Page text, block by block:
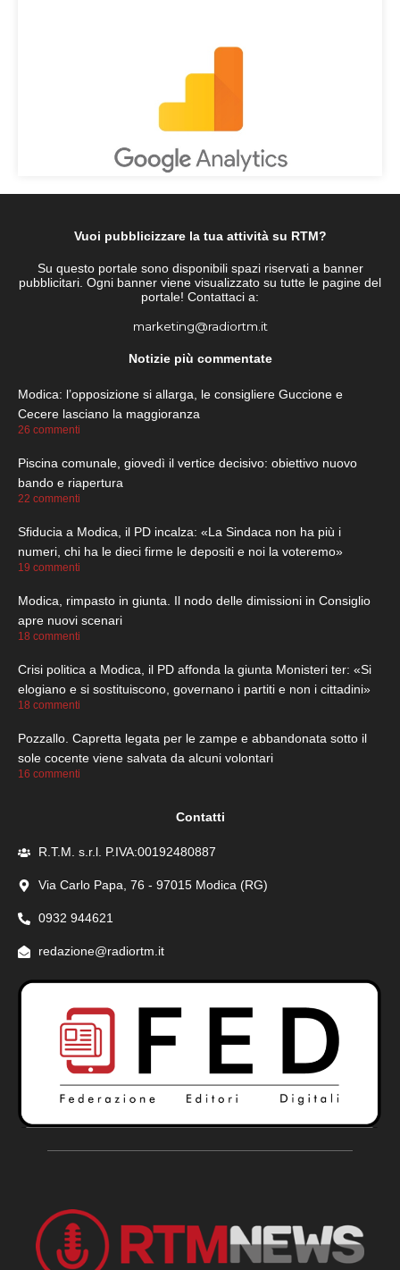
Vuoi pubblicizzare la tua attività su RTM?
Su questo portale sono disponibili spazi riservati a banner
pubblicitari. Ogni banner viene visualizzato su tutte le pagine del
portale! Contattaci a:
marketing@radiortm.it
Notizie più commentate
Modica: l’opposizione si allarga, le consigliere Guccione e
Cecere lasciano la maggioranza
26 commenti
Piscina comunale, giovedì il vertice decisivo: obiettivo nuovo
bando e riapertura
22 commenti
Sfiducia a Modica, il PD incalza: «La Sindaca non ha più i
numeri, chi ha le dieci firme le depositi e noi la voteremo»
19 commenti
Modica, rimpasto in giunta. Il nodo delle dimissioni in Consiglio
apre nuovi scenari
18 commenti
Crisi politica a Modica, il PD affonda la giunta Monisteri ter: «Si
elogiano e si sostituiscono, governano i partiti e non i cittadini»
18 commenti
Pozzallo. Capretta legata per le zampe e abbandonata sotto il
sole cocente viene salvata da alcuni volontari
16 commenti
Contatti
R.T.M. s.r.l. P.IVA:00192480887
Via Carlo Papa, 76 - 97015 Modica (RG)
0932 944621
redazione@radiortm.it